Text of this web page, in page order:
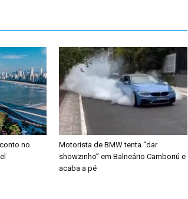
no
Motorista de BMW tenta “dar
showzinho” em Balneário Camboriú e
acaba a pé